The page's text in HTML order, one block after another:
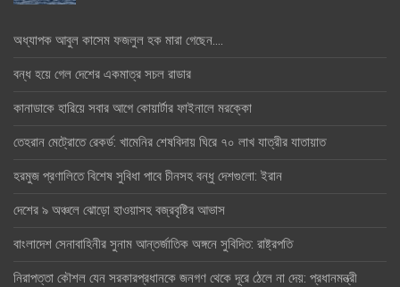
অধ্যাপক আবুল কাসেম ফজলুল হক মারা গেছেন….
বন্ধ হয়ে গেল দেশের একমাত্র সচল রাডার
কানাডাকে হারিয়ে সবার আগে কোয়ার্টার ফাইনালে মরক্কো
তেহরান মেট্রোতে রেকর্ড: খামেনির শেষবিদায় ঘিরে ৭০ লাখ যাত্রীর যাতায়াত
হরমুজ প্রণালিতে বিশেষ সুবিধা পাবে চীনসহ বন্ধু দেশগুলো: ইরান
দেশের ৯ অঞ্চলে ঝোড়ো হাওয়াসহ বজ্রবৃষ্টির আভাস
বাংলাদেশ সেনাবাহিনীর সুনাম আন্তর্জাতিক অঙ্গনে সুবিদিত: রাষ্ট্রপতি
নিরাপত্তা কৌশল যেন সরকারপ্রধানকে জনগণ থেকে দূরে ঠেলে না দেয়: প্রধানমন্ত্রী